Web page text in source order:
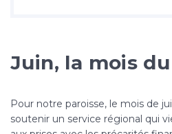
Juin, la mois
Pour notre paroisse, le mois de
soutenir un service régional qui